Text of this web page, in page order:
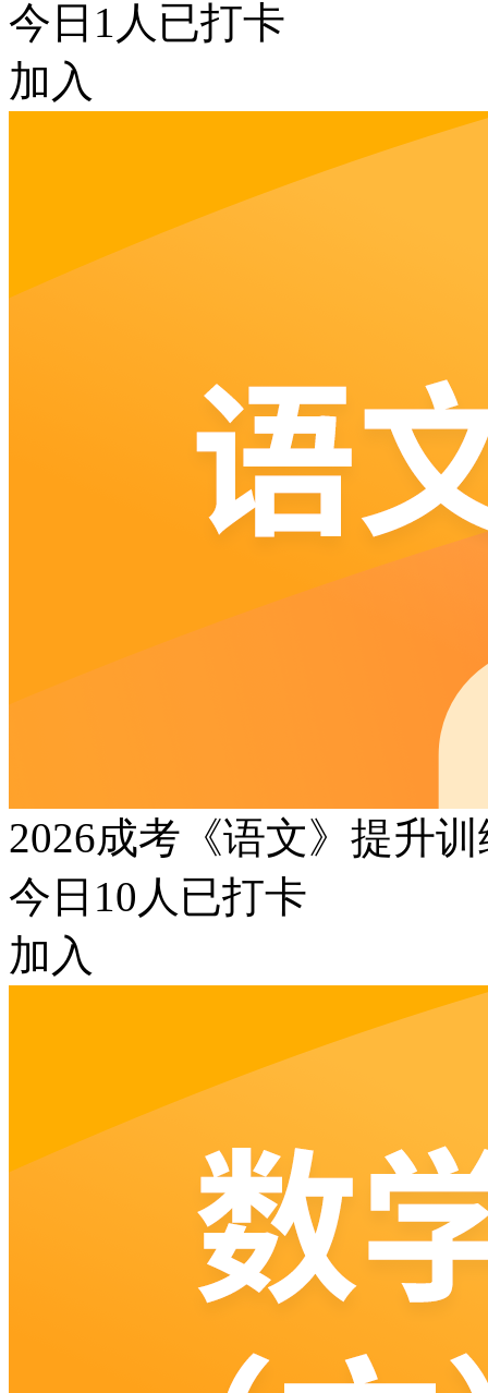
今日 1 人已打卡
加入
2026成考《语文》提升
今日 10 人已打卡
加入